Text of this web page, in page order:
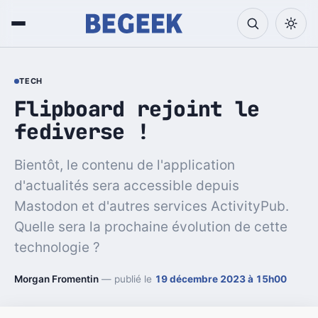
TECH
Flipboard rejoint le
fediverse !
Bientôt, le contenu de l'application
d'actualités sera accessible depuis
Mastodon et d'autres services ActivityPub.
Quelle sera la prochaine évolution de cette
technologie ?
Morgan Fromentin — publié le 19 décembre 2023 à 15h00